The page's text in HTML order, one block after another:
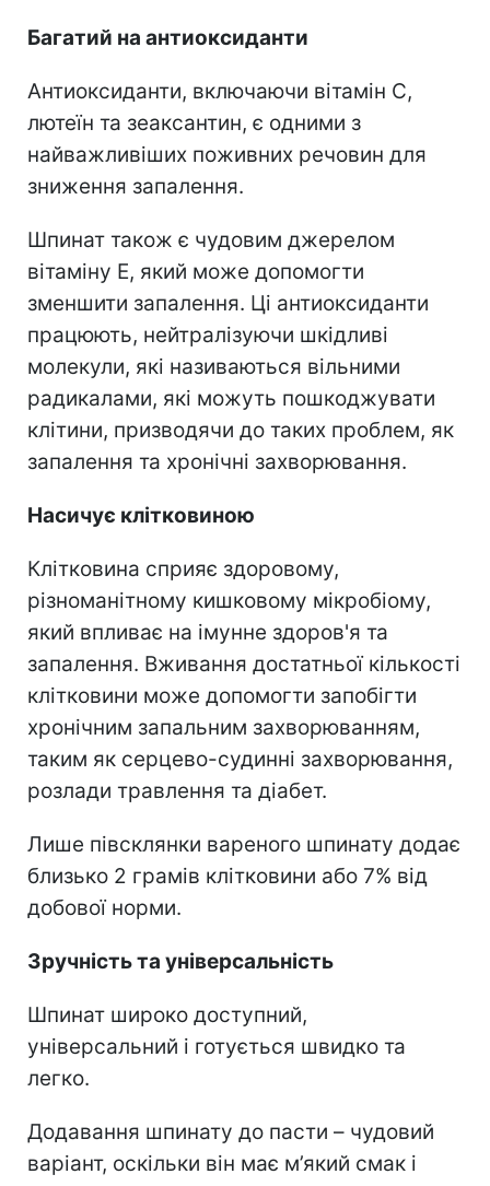
Багатий на антиоксиданти
Антиоксиданти, включаючи вітамін С,
лютеїн та зеаксантин, є одними з
найважливіших поживних речовин для
зниження запалення.
Шпинат також є чудовим джерелом
вітаміну Е, який може допомогти
зменшити запалення. Ці антиоксиданти
працюють, нейтралізуючи шкідливі
молекули, які називаються вільними
радикалами, які можуть пошкоджувати
клітини, призводячи до таких проблем, як
запалення та хронічні захворювання.
Насичує клітковиною
Клітковина сприяє здоровому,
різноманітному кишковому мікробіому,
який впливає на імунне здоров'я та
запалення. Вживання достатньої кількості
клітковини може допомогти запобігти
хронічним запальним захворюванням,
таким як серцево-судинні захворювання,
розлади травлення та діабет.
Лише півсклянки вареного шпинату додає
близько 2 грамів клітковини або 7% від
добової норми.
Зручність та універсальність
Шпинат широко доступний,
універсальний і готується швидко та
легко.
Додавання шпинату до пасти – чудовий
варіант, оскільки він має м’який смак і